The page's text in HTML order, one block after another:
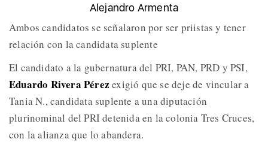
Alejandro Armenta
Ambos candidatos se señalaron por ser priistas y tener
relación con la candidata suplente
El candidato a la gubernatura del PRI, PAN, PRD y PSI,
Eduardo Rivera Pérez exigió que se deje de vincular a
Tania N., candidata suplente a una diputación
plurinominal del PRI detenida en la colonia Tres Cruces,
con la alianza que lo abandera.